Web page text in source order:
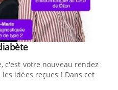
Youtube
votre nouveau rendez-
idées reçues ! Dans cet